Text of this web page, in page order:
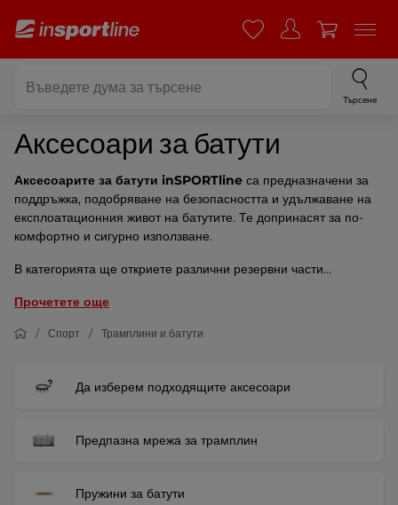
Търсене
Аксесоари за батути
Аксесоарите за батути inSPORTline са предназначени за
поддръжка, подобряване на безопасността и удължаване на
експлоатационния живот на батутите. Те допринасят за по-
комфортно и сигурно използване.
В категорията ще откриете различни резервни части...
Прочетете още
Спорт Трамплини и батути
Да изберем подходящите аксесоари
Предпазна мрежа за трамплин
Пружини за батути